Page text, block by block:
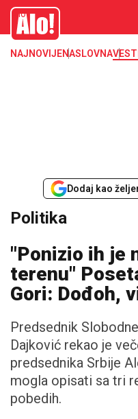
Alo
NAJNOVIJENASLOVNAVESTI
Dodaj kao
Politika
"Ponizio ih je
terenu"
Gori: Dođoh,
Predsednik
Dajković rekao je
predsednika Srbije
mogla opisati sa tri
pobedih.